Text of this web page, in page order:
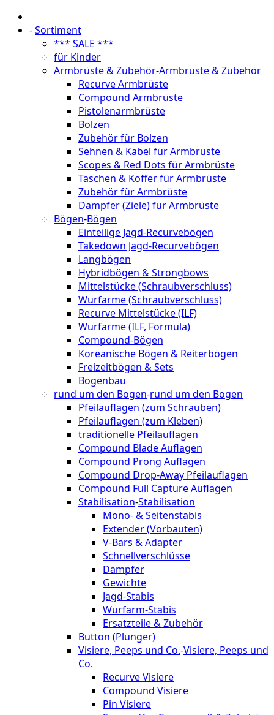
-Sortiment
*** SALE ***
für Kinder
Armbrüste & Zubehör-Armbrüste & Zubehör
Recurve Armbrüste
Compound Armbrüste
Pistolenarmbrüste
Bolzen
Zubehör für Bolzen
Sehnen & Kabel für Armbrüste
Scopes & Red Dots für Armbrüste
Taschen & Koffer für Armbrüste
Zubehör für Armbrüste
Dämpfer (Ziele) für Armbrüste
Bögen-Bögen
Einteilige Jagd-Recurvebögen
Takedown Jagd-Recurvebögen
Langbögen
Hybridbögen & Strongbows
Mittelstücke (Schraubverschluss)
Wurfarme (Schraubverschluss)
Recurve Mittelstücke (ILF)
Wurfarme (ILF, Formula)
Compound-Bögen
Koreanische Bögen & Reiterbögen
Freizeitbögen & Sets
Bogenbau
rund um den Bogen-rund um den Bogen
Pfeilauflagen (zum Schrauben)
Pfeilauflagen (zum Kleben)
traditionelle Pfeilauflagen
Compound Blade Auflagen
Compound Prong Auflagen
Compound Drop-Away Pfeilauflagen
Compound Full Capture Auflagen
Stabilisation-Stabilisation
Mono- & Seitenstabis
Extender (Vorbauten)
V-Bars & Adapter
Schnellverschlüsse
Dämpfer
Gewichte
Jagd-Stabis
Wurfarm-Stabis
Ersatzteile & Zubehör
Button (Plunger)
Visiere, Peeps und Co.-Visiere, Peeps und
Co.
Recurve Visiere
Compound Visiere
Pin Visiere